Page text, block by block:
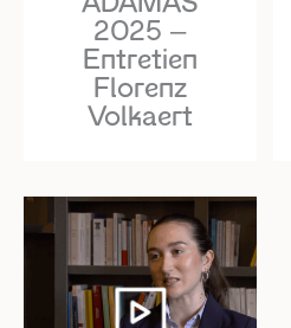
2025 –
Entretien
Florenz
Volkaert